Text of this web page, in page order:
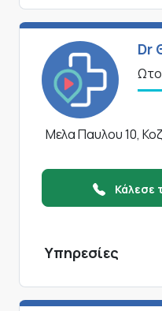
Dr
Μελα Παυλου 10,
Κάλεσε
Υπηρεσίες